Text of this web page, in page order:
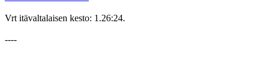
Vrt itävaltalaisen kesto: 1.26:24.
----